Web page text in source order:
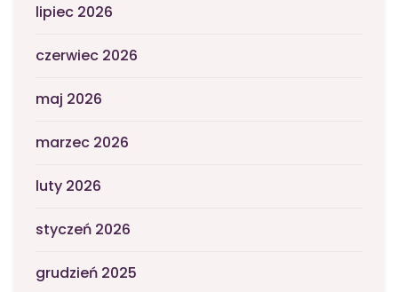
lipiec 2026
czerwiec 2026
maj 2026
marzec 2026
luty 2026
styczeń 2026
grudzień 2025